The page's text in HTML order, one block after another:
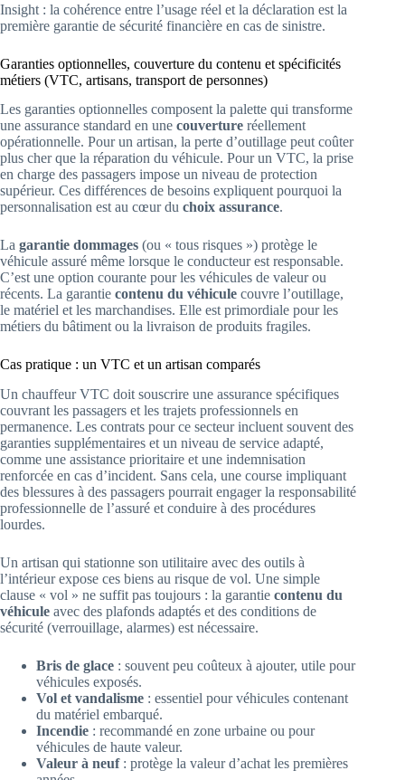
Insight : la cohérence entre l’usage réel et la déclaration est la
première garantie de sécurité financière en cas de sinistre.
Garanties optionnelles, couverture du contenu et spécificités
métiers (VTC, artisans, transport de personnes)
Les garanties optionnelles composent la palette qui transforme
une assurance standard en une couverture réellement
opérationnelle. Pour un artisan, la perte d’outillage peut coûter
plus cher que la réparation du véhicule. Pour un VTC, la prise
en charge des passagers impose un niveau de protection
supérieur. Ces différences de besoins expliquent pourquoi la
personnalisation est au cœur du choix assurance.
La garantie dommages (ou « tous risques ») protège le
véhicule assuré même lorsque le conducteur est responsable.
C’est une option courante pour les véhicules de valeur ou
récents. La garantie contenu du véhicule couvre l’outillage,
le matériel et les marchandises. Elle est primordiale pour les
métiers du bâtiment ou la livraison de produits fragiles.
Cas pratique : un VTC et un artisan comparés
Un chauffeur VTC doit souscrire une assurance spécifiques
couvrant les passagers et les trajets professionnels en
permanence. Les contrats pour ce secteur incluent souvent des
garanties supplémentaires et un niveau de service adapté,
comme une assistance prioritaire et une indemnisation
renforcée en cas d’incident. Sans cela, une course impliquant
des blessures à des passagers pourrait engager la responsabilité
professionnelle de l’assuré et conduire à des procédures
lourdes.
Un artisan qui stationne son utilitaire avec des outils à
l’intérieur expose ces biens au risque de vol. Une simple
clause « vol » ne suffit pas toujours : la garantie contenu du
véhicule avec des plafonds adaptés et des conditions de
sécurité (verrouillage, alarmes) est nécessaire.
Bris de glace : souvent peu coûteux à ajouter, utile pour
véhicules exposés.
Vol et vandalisme : essentiel pour véhicules contenant
du matériel embarqué.
Incendie : recommandé en zone urbaine ou pour
véhicules de haute valeur.
Valeur à neuf: protège la valeur d’achat les premières